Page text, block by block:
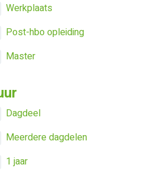
Werkplaats
Post-hbo opleiding
Master
Dagdeel
Meerdere dagdelen
1 jaar